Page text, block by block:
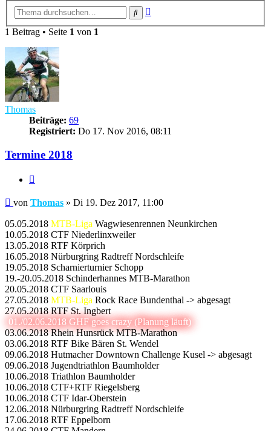
Suche
1 Beitrag • Seite 1 von 1
Thomas
Beiträge: 69
Registriert: Do 17. Nov 2016, 08:11
Termine 2018
Beitrag
von Thomas » Di 19. Dez 2017, 11:00
05.05.2018 MTB-Liga Wagwiesenrennen Neunkirchen
10.05.2018 CTF Niederlinxweiler
13.05.2018 RTF Körprich
16.05.2018 Nürburgring Radtreff Nordschleife
19.05.2018 Scharnierturnier Schopp
19.-20.05.2018 Schinderhannes MTB-Marathon
20.05.2018 CTF Saarlouis
27.05.2018 MTB-Liga Rock Race Bundenthal -> abgesagt
27.05.2018 RTF St. Ingbert
01./02.06.2018 GHF goes crazy (Planung läuft)
03.06.2018 Rhein Hunsrück MTB-Marathon
03.06.2018 RTF Bike Bären St. Wendel
09.06.2018 Hutmacher Downtown Challenge Kusel -> abgesagt
09.06.2018 Jugendtriathlon Baumholder
10.06.2018 Triathlon Baumholder
10.06.2018 CTF+RTF Riegelsberg
10.06.2018 CTF Idar-Oberstein
12.06.2018 Nürburgring Radtreff Nordschleife
17.06.2018 RTF Eppelborn